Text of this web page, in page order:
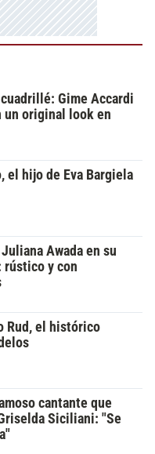
Gime Accardi
un original look en
el hijo de Eva Bargiela
Awada en su
rústico y con
Rud, el histórico
cantante que
Siciliani: "Se